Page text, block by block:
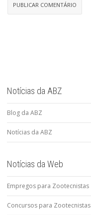
Notícias da ABZ
Blog da ABZ
Notícias da ABZ
Notícias da Web
Empregos para Zootecnistas
Concursos para Zootecnistas